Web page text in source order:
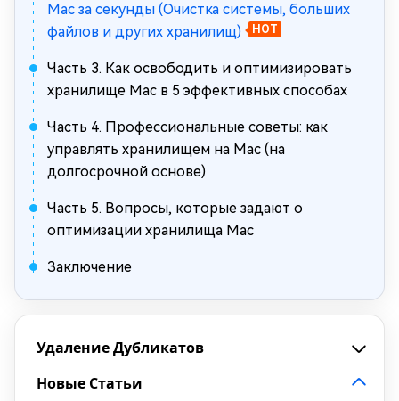
Mac за секунды (Очистка системы, больших
файлов и других хранилищ)
HOT
Часть 3. Как освободить и оптимизировать
хранилище Mac в 5 эффективных способах
Часть 4. Профессиональные советы: как
управлять хранилищем на Mac (на
долгосрочной основе)
Часть 5. Вопросы, которые задают о
оптимизации хранилища Mac
Заключение
Удаление Дубликатов
Новые Статьи